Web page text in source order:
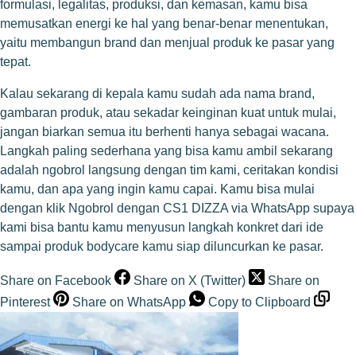
formulasi, legalitas, produksi, dan kemasan, kamu bisa
memusatkan energi ke hal yang benar-benar menentukan,
yaitu membangun brand dan menjual produk ke pasar yang
tepat.
Kalau sekarang di kepala kamu sudah ada nama brand,
gambaran produk, atau sekadar keinginan kuat untuk mulai,
jangan biarkan semua itu berhenti hanya sebagai wacana.
Langkah paling sederhana yang bisa kamu ambil sekarang
adalah ngobrol langsung dengan tim kami, ceritakan kondisi
kamu, dan apa yang ingin kamu capai. Kamu bisa mulai
dengan klik Ngobrol dengan CS1 DIZZA via WhatsApp supaya
kami bisa bantu kamu menyusun langkah konkret dari ide
sampai produk bodycare kamu siap diluncurkan ke pasar.
Share on Facebook Share on X (Twitter)
Share on
Pinterest
Share on WhatsApp Copy to Clipboard